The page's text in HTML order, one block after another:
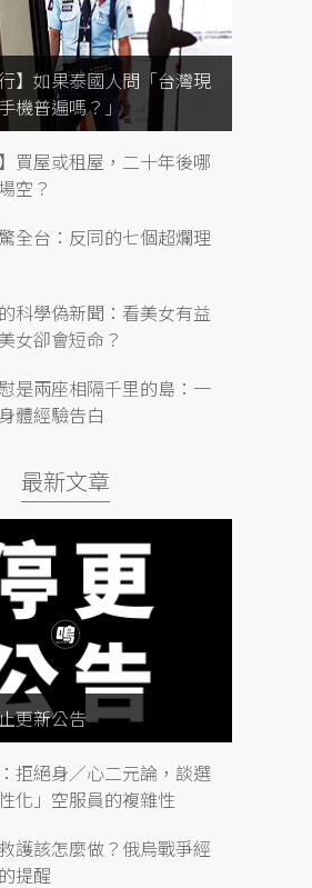
行】如果泰國人問「台灣現
機普遍嗎？」
買屋或租屋，二十年後哪
空？
全台：反同的七個超爛理
科學偽新聞：看美女有益
女卻會短命？
是兩座相隔千里的島：一
體經驗告白
最新文章
更新公告
拒絕身／心二元論，談選
化」空服員的複雜性
護該怎麼做？俄烏戰爭經
提醒